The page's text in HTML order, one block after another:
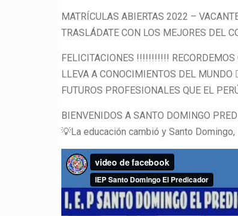
MATRÍCULAS ABIERTAS 2022 –
TRASLÁDATE CON LOS MEJORES DEL
FELICITACIONES !!!!!!!!!!!
LLEVA A CONOCIMIENTOS DEL MUNDO
FUTUROS PROFESIONALES QUE EL
BIENVENIDOS A SANTO DOMINGO
💡La educación cambió y Santo Domingo,